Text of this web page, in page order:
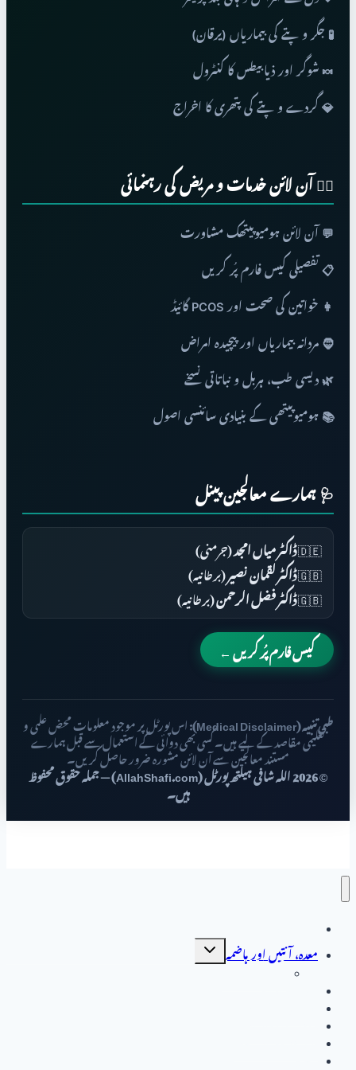
🧪 جگر و پتے کی بیماریاں (یرقان)
🍬 شوگر اور ذیابیطس کا کنٹرول
💎 گردے و پتے کی پتھری کا اخراج
👨‍⚕️ آن لائن خدمات و مریض کی رہنمائی
💬 آن لائن ہومیوپیتھک مشاورت
📋 تفصیلی کیس فارم پُر کریں
👩 خواتین کی صحت اور PCOS گائیڈ
🧔 مردانہ بیماریاں اور پیچیدہ امراض
🌿 دیسی طب، ہربل و نباتاتی نسخے
📚 ہومیوپیتھی کے بنیادی سائنسی اصول
🩺 ہمارے معالجین پینل
🇩🇪ڈاکٹر میاں امجد(جرمنی)
🇬🇧ڈاکٹر لقمان نصیر(برطانیہ)
🇬🇧ڈاکٹر فضل الرحمن(برطانیہ)
کیس فارم پُر کریں ←
طبی تنبیہ (Medical Disclaimer): اس پورٹل پر موجود معلومات محض علمی و
تعلیمی مقاصد کے لیے ہیں۔ کسی بھی دوائی کے استعمال سے قبل ہمارے
مستند معالجین سے آن لائن مشورہ ضرور حاصل کریں۔
© 2026 اللہ شافی ہیلتھ پورٹل (AllahShafi.com) — جملہ حقوق محفوظ
ہیں۔
معدہ، آنتیں اور ہاضمہ
Toggle